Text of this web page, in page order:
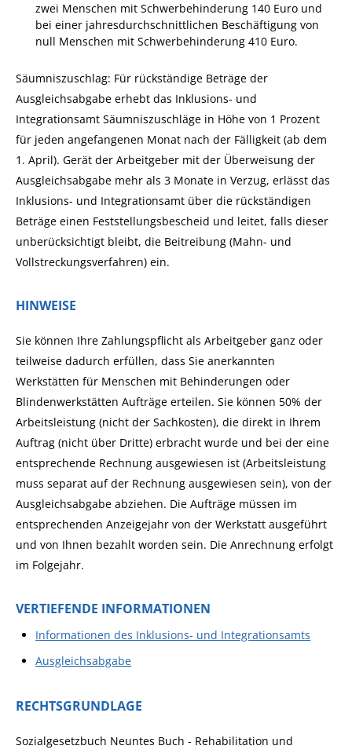
zwei Menschen mit Schwerbehinderung 140 Euro und
bei einer jahresdurchschnittlichen Beschäftigung von
null Menschen mit Schwerbehinderung 410 Euro.
Säumniszuschlag: Für rückständige Beträge der
Ausgleichsabgabe erhebt das Inklusions- und
Integrationsamt Säumniszuschläge in Höhe von 1 Prozent
für jeden angefangenen Monat nach der Fälligkeit (ab dem
1. April). Gerät der Arbeitgeber mit der Überweisung der
Ausgleichsabgabe mehr als 3 Monate in Verzug, erlässt das
Inklusions- und Integrationsamt über die rückständigen
Beträge einen Feststellungsbescheid und leitet, falls dieser
unberücksichtigt bleibt, die Beitreibung (Mahn- und
Vollstreckungsverfahren) ein.
HINWEISE
Sie können Ihre Zahlungspflicht als Arbeitgeber ganz oder
teilweise dadurch erfüllen, dass Sie anerkannten
Werkstätten für Menschen mit Behinderungen oder
Blindenwerkstätten Aufträge erteilen. Sie können 50% der
Arbeitsleistung (nicht der Sachkosten), die direkt in Ihrem
Auftrag (nicht über Dritte) erbracht wurde und bei der eine
entsprechende Rechnung ausgewiesen ist (Arbeitsleistung
muss separat auf der Rechnung ausgewiesen sein), von der
Ausgleichsabgabe abziehen. Die Aufträge müssen im
entsprechenden Anzeigejahr von der Werkstatt ausgeführt
und von Ihnen bezahlt worden sein. Die Anrechnung erfolgt
im Folgejahr.
VERTIEFENDE INFORMATIONEN
Informationen des Inklusions- und Integrationsamts
Ausgleichsabgabe
RECHTSGRUNDLAGE
Sozialgesetzbuch Neuntes Buch - Rehabilitation und